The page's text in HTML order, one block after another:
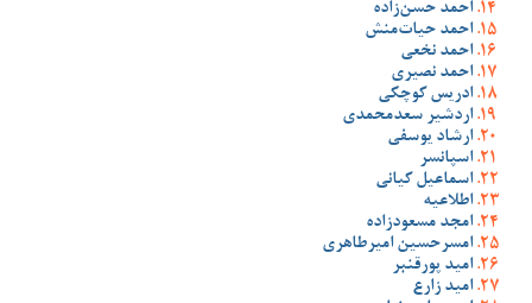
احمد حسن‌زاده
احمد حیات‌منش
احمد نخعی
احمد نصیری
ادریس کوچکی
اردشیر سعدمحمدی
ارشاد یوسفی
اسپانسر
اسماعیل کیانی
اطلاعیه
امجد مسعودزاده
امسرحسین امیرطاهری
امید پورقنبر
امید زارع